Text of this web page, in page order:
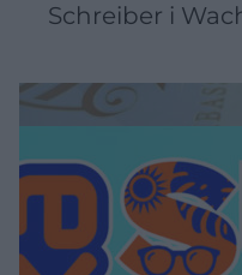
Schreiber i